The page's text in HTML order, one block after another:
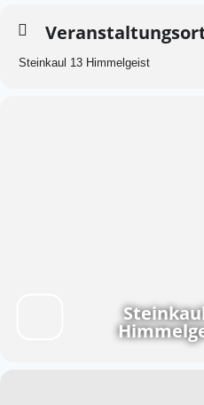
Steinkaul 13 Himmelgeist